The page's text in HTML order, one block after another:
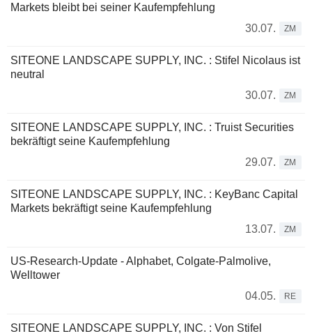
Markets bleibt bei seiner Kaufempfehlung
30.07.
ZM
SITEONE LANDSCAPE SUPPLY, INC. : Stifel Nicolaus ist
neutral
30.07.
ZM
SITEONE LANDSCAPE SUPPLY, INC. : Truist Securities
bekräftigt seine Kaufempfehlung
29.07.
ZM
SITEONE LANDSCAPE SUPPLY, INC. : KeyBanc Capital
Markets bekräftigt seine Kaufempfehlung
13.07.
ZM
US-Research-Update - Alphabet, Colgate-Palmolive,
Welltower
04.05.
RE
SITEONE LANDSCAPE SUPPLY, INC. : Von Stifel